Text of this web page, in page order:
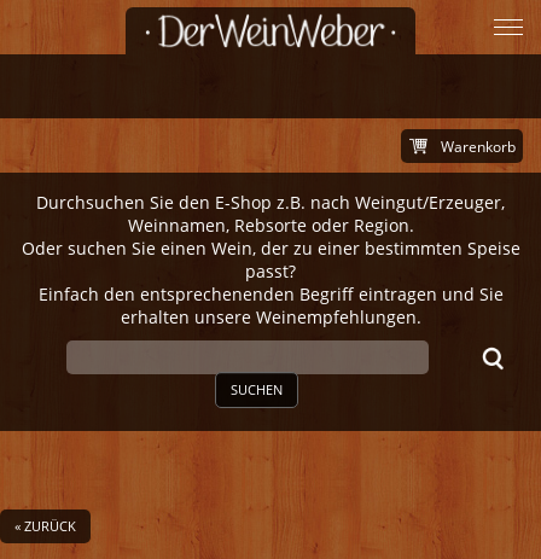
Durchsuchen Sie den E-Shop z.B. nach Weingut/Erzeuger,
Weinnamen, Rebsorte oder Region.
Oder suchen Sie einen Wein, der zu einer bestimmten Speise
passt?
Einfach den entsprechenenden Begriff eintragen und Sie
erhalten unsere Weinempfehlungen.
SUCHEN
Warenkorb
« ZURÜCK